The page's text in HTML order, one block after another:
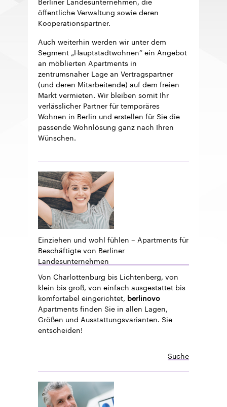
öffentliche Verwaltung sowie deren
Kooperationspartner.
Auch weiterhin werden wir unter dem
Segment „Hauptstadtwohnen“ ein Angebot
an möblierten Apartments in
zentrumsnaher Lage an Vertragspartner
(und deren Mitarbeitende) auf dem freien
Markt vermieten. Wir bleiben somit Ihr
verlässlicher Partner für temporäres
Wohnen in Berlin und erstellen für Sie die
passende Wohnlösung ganz nach Ihren
Wünschen.
Einziehen und wohl fühlen – Apartments für
Beschäftigte von Berliner
Landesunternehmen
Von Charlottenburg bis Lichtenberg, von
klein bis groß, von einfach ausgestattet bis
komfortabel eingerichtet, berlinovo
Apartments finden Sie in allen Lagen,
Größen und Ausstattungsvarianten. Sie
entscheiden!
Suche